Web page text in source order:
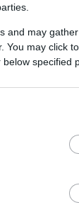
and may
You may click
specified